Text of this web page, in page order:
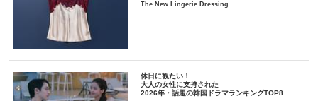
The New Lingerie Dressing
休日に観たい！
大人の女性に支持された
2026年・話題の韓国ドラマランキングTOP8